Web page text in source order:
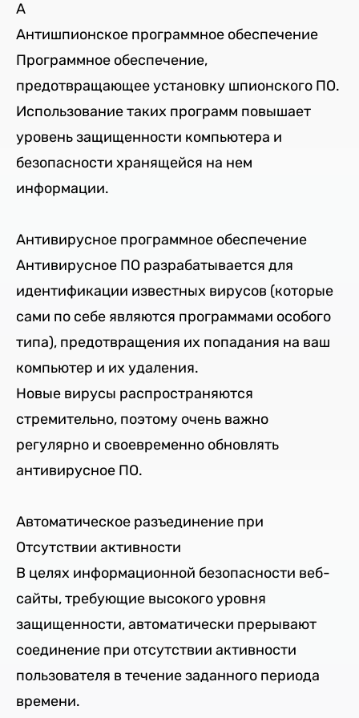
A
Антишпионское программное обеспечение
Программное обеспечение,
предотвращающее установку шпионского ПО.
Использование таких программ повышает
уровень защищенности компьютера и
безопасности хранящейся на нем
информации.
Антивирусное программное обеспечение
Антивирусное ПО разрабатывается для
идентификации известных вирусов (которые
сами по себе являются программами особого
типа), предотвращения их попадания на ваш
компьютер и их удаления.
Новые вирусы распространяются
стремительно, поэтому очень важно
регулярно и своевременно обновлять
антивирусное ПО.
Автоматическое разъединение при
Отсутствии активности
В целях информационной безопасности веб-
сайты, требующие высокого уровня
защищенности, автоматически прерывают
соединение при отсутствии активности
пользователя в течение заданного периода
времени.